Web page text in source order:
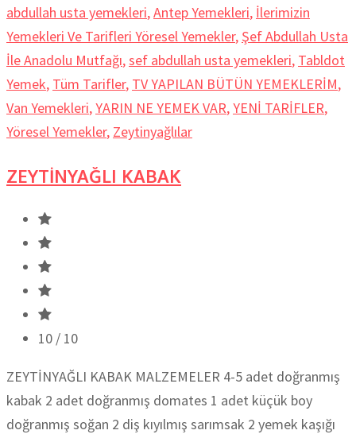
abdullah usta yemekleri,Antep Yemekleri, İlerimizin
Yemekleri Ve Tarifleri Yöresel Yemekler, Şef Abdullah Usta
İle Anadolu Mutfağı,sef abdullah usta yemekleri, Tabldot
Yemek, Tüm Tarifler, TV YAPILAN BÜTÜN YEMEKLERİM,
Van Yemekleri,YARIN NE YEMEK VAR,YENİ TARİFLER,
Yöresel Yemekler, Zeytinyağlılar
ZEYTİNYAĞLI KABAK
10 / 10
ZEYTİNYAĞLI KABAK MALZEMELER 4-5 adet doğranmış
kabak 2 adet doğranmış domates 1 adet küçük boy
doğranmış soğan 2 diş kıyılmış sarımsak 2 yemek kaşığı